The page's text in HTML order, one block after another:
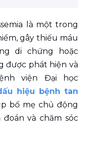
là một trong
gây thiếu máu
di chứng hoặc
được phát hiện và
viện Đại học
hiệu bệnh tan
bố mẹ chủ động
và chăm sóc